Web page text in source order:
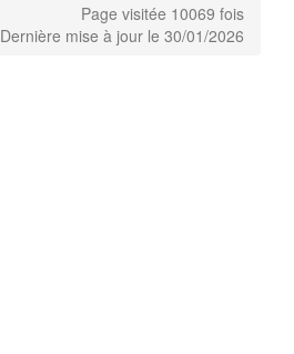
Page visitée 10069 fois
Dernière mise à jour le 30/01/2026